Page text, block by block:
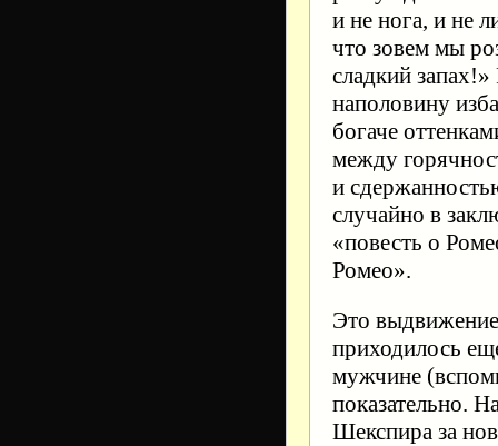
и не нога, и не
что зовем мы
сладкий
наполовину
богаче
между
и
случайно в
«повесть о
Ромео».
Это выдвижение
приходилось
мужчине
показательно.
Шекспира за